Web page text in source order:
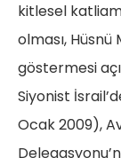
kitlesel
olması,
göstermesi
Siyonist
Ocak 2009),